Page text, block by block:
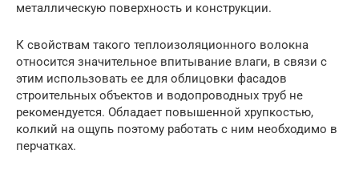
металлическую поверхность и конструкции.
К свойствам такого теплоизоляционного волокна
относится значительное впитывание влаги, в связи с
этим использовать ее для облицовки фасадов
строительных объектов и водопроводных труб не
рекомендуется. Обладает повышенной хрупкостью,
колкий на ощупь поэтому работать с ним необходимо в
перчатках.